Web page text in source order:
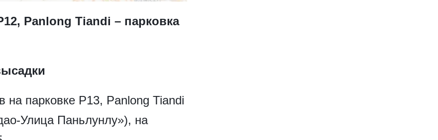
Panlong Tiandi – парковка
на парковке P13, Panlong Tiandi
Улица Паньлунлу»), на